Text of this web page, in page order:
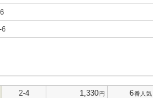
6
2-4 1,330円 6番人気